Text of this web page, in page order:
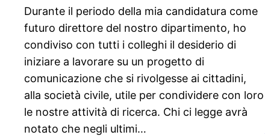
Durante il periodo della mia candidatura come
futuro direttore del nostro dipartimento, ho
condiviso con tutti i colleghi il desiderio di
iniziare a lavorare su un progetto di
comunicazione che si rivolgesse ai cittadini,
alla società civile, utile per condividere con loro
le nostre attività di ricerca. Chi ci legge avrà
notato che negli ultimi…